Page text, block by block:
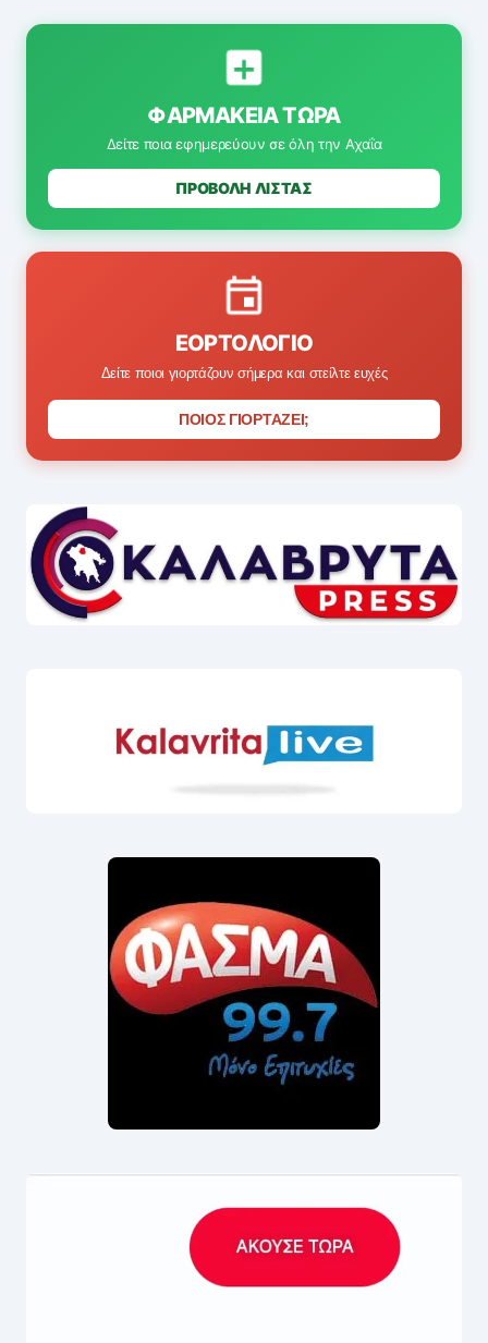
ΦΑΡΜΑΚΕΊΑ ΤΏΡΑ
Δείτε ποια εφημερεύουν σε όλη την Αχαΐα
ΠΡΟΒΟΛΗ ΛΙΣΤΑΣ
ΕΟΡΤΟΛΌΓΙΟ
Δείτε ποιοι γιορτάζουν σήμερα και στείλτε ευχές
ΠΟΙΟΣ ΓΙΟΡΤΑΖΕΙ;